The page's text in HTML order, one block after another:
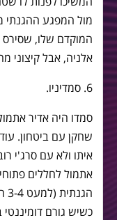
מול המפגע ההגנתי
המוקדם שלו,
אלניה, אבל קיצוני
6. סמדיניו.
סמדו היה אדיר
שחקן עם ביטחון.
איתו ולא עם סרג'י
אתמול לחללים
כשיש גורם